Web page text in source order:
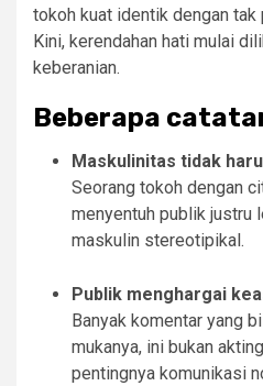
tokoh kuat identik dengan tak
Kini, kerendahan hati mulai
keberanian.
Beberapa
Maskulinitas tidak
Seorang tokoh dengan
menyentuh publik justru
maskulin stereotipikal.
Publik menghargai
Banyak komentar yang
mukanya, ini bukan
pentingnya komunikasi